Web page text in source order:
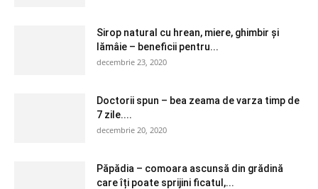
Sirop natural cu hrean, miere, ghimbir și
lămâie – beneficii pentru...
decembrie 23, 2020
Doctorii spun – bea zeama de varza timp de
7 zile....
decembrie 20, 2020
Păpădia – comoara ascunsă din grădină
care îți poate sprijini ficatul,...